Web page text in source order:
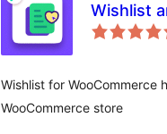
Wishlist
Wishlist for WooCommerce
WooCommerce store